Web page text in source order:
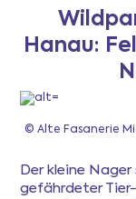
Hanau:
© Alte Fasanerie
Der kleine
gefährdeter